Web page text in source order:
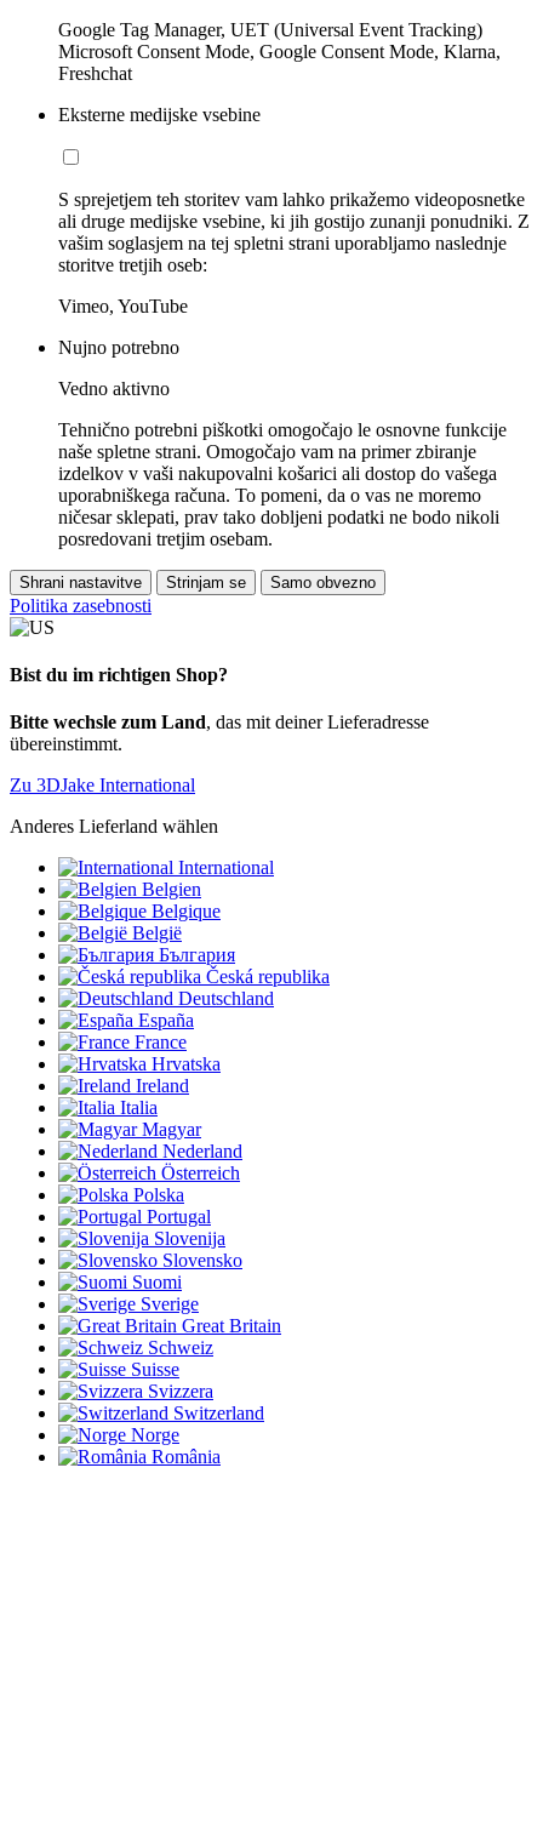
Google Tag Manager, UET (Universal Event Tracking)
Microsoft Consent Mode, Google Consent Mode, Klarna,
Freshchat
Eksterne medijske vsebine
S sprejetjem teh storitev vam lahko prikažemo videoposnetke
ali druge medijske vsebine, ki jih gostijo zunanji ponudniki. Z
vašim soglasjem na tej spletni strani uporabljamo naslednje
storitve tretjih oseb:
Vimeo, YouTube
Nujno potrebno
Vedno aktivno
Tehnično potrebni piškotki omogočajo le osnovne funkcije
naše spletne strani. Omogočajo vam na primer zbiranje
izdelkov v vaši nakupovalni košarici ali dostop do vašega
uporabniškega računa. To pomeni, da o vas ne moremo
ničesar sklepati, prav tako dobljeni podatki ne bodo nikoli
posredovani tretjim osebam.
Shrani nastavitve Strinjam se Samo obvezno
Politika zasebnosti
Bist du im richtigen Shop?
Bitte wechsle zum Land, das mit deiner Lieferadresse
übereinstimmt.
Zu 3DJake International
Anderes Lieferland wählen
International
Belgien
Belgique
België
България
Česká republika
Deutschland
España
France
Hrvatska
Ireland
Italia
Magyar
Nederland
Österreich
Polska
Portugal
Slovenija
Slovensko
Suomi
Sverige
Great Britain
Schweiz
Suisse
Svizzera
Switzerland
Norge
România